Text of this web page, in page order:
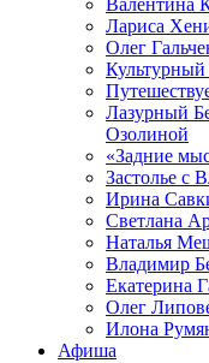
Валентина
Лариса
Олег
Лазурный
Озолиной
«Задние
Застолье с
Ирина
Светлана
Наталья
Владимир
Екатерина
Олег
Илона
Афиша